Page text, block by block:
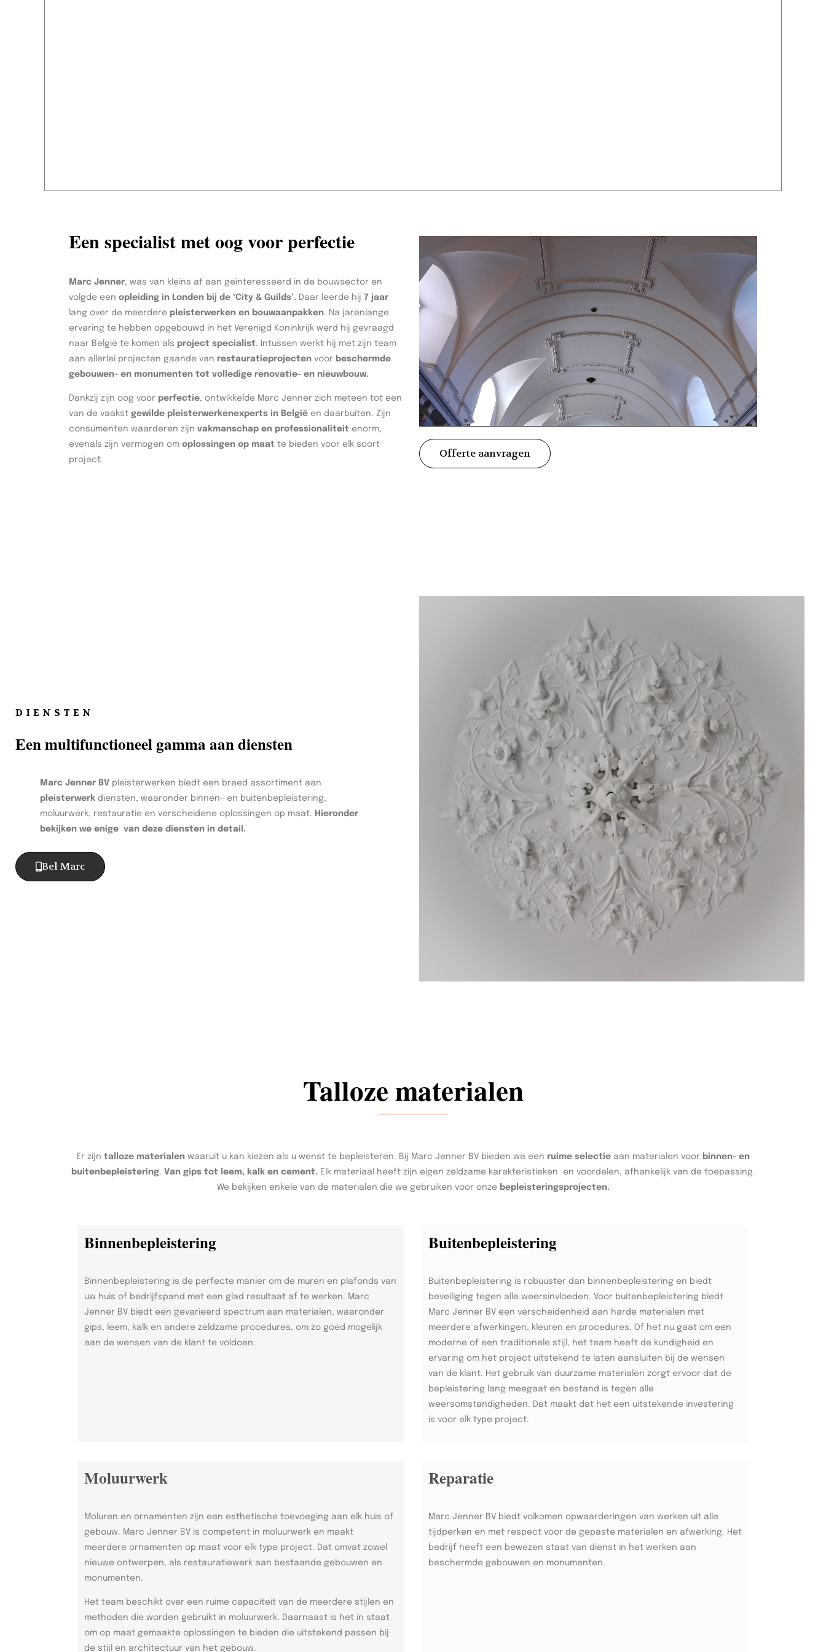
Een specialist met oog voor perfectie
Marc Jenner, was van kleins af aan geïnteresseerd in de bouwsector en
volgde een opleiding in Londen bij de ‘City & Guilds’. Daar leerde hij 7 jaar
lang over de meerdere pleisterwerken en bouwaanpakken. Na jarenlange
ervaring te hebben opgebouwd in het Verenigd Koninkrijk werd hij gevraagd
naar België te komen als project specialist. Intussen werkt hij met zijn team
aan allerlei projecten gaande van restauratieprojecten voor beschermde
gebouwen- en monumenten tot volledige renovatie- en nieuwbouw.
Dankzij zijn oog voor perfectie, ontwikkelde Marc Jenner zich meteen tot een
van de vaakst gewilde pleisterwerkenexperts in België en daarbuiten. Zijn
consumenten waarderen zijn vakmanschap en professionaliteit enorm,
evenals zijn vermogen om oplossingen op maat te bieden voor elk soort
project.
Offerte aanvragen
DIENSTEN
Een multifunctioneel gamma aan diensten
Marc Jenner BV pleisterwerken biedt een breed assortiment aan
pleisterwerk diensten, waaronder binnen- en buitenbepleistering,
moluurwerk, restauratie en verscheidene oplossingen op maat. Hieronder
bekijken we enige van deze diensten in detail.
Bel Marc
Talloze materialen
Er zijn talloze materialen waaruit u kan kiezen als u wenst te bepleisteren. Bij Marc Jenner BV bieden we een ruime selectie aan materialen voor binnen- en
buitenbepleistering. Van gips tot leem, kalk en cement. Elk materiaal heeft zijn eigen zeldzame karakteristieken en voordelen, afhankelijk van de toepassing.
We bekijken enkele van de materialen die we gebruiken voor onze bepleisteringsprojecten.
Binnenbepleistering
Binnenbepleistering is de perfecte manier om de muren en plafonds van
uw huis of bedrijfspand met een glad resultaat af te werken. Marc
Jenner BV biedt een gevarieerd spectrum aan materialen, waaronder
gips, leem, kalk en andere zeldzame procedures, om zo goed mogelijk
aan de wensen van de klant te voldoen.
Buitenbepleistering
Buitenbepleistering is robuuster dan binnenbepleistering en biedt
beveiliging tegen alle weersinvloeden. Voor buitenbepleistering biedt
Marc Jenner BV een verscheidenheid aan harde materialen met
meerdere afwerkingen, kleuren en procedures. Of het nu gaat om een
moderne of een traditionele stijl, het team heeft de kundigheid en
ervaring om het project uitstekend te laten aansluiten bij de wensen
van de klant. Het gebruik van duurzame materialen zorgt ervoor dat de
bepleistering lang meegaat en bestand is tegen alle
weersomstandigheden. Dat maakt dat het een uitstekende investering
is voor elk type project.
Moluurwerk
Moluren en ornamenten zijn een esthetische toevoeging aan elk huis of
gebouw. Marc Jenner BV is competent in moluurwerk en maakt
meerdere ornamenten op maat voor elk type project. Dat omvat zowel
nieuwe ontwerpen, als restauratiewerk aan bestaande gebouwen en
monumenten.
Het team beschikt over een ruime capaciteit van de meerdere stijlen en
methoden die worden gebruikt in moluurwerk. Daarnaast is het in staat
om op maat gemaakte oplossingen te bieden die uitstekend passen bij
de stijl en architectuur van het gebouw.
Reparatie
Marc Jenner BV biedt volkomen opwaarderingen van werken uit alle
tijdperken en met respect voor de gepaste materialen en afwerking. Het
bedrijf heeft een bewezen staat van dienst in het werken aan
beschermde gebouwen en monumenten.